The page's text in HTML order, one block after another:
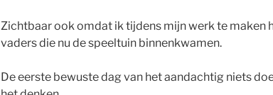
Zichtbaar ook omdat ik tijdens mijn werk te maken
vaders die nu de speeltuin binnenkwamen.
De eerste bewuste dag van het aandachtig niets